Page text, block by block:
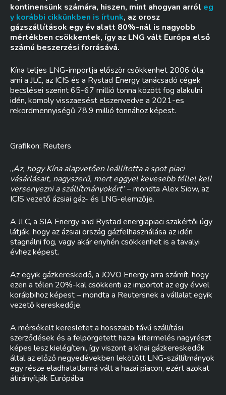
kontinensünk számára, hiszen, mint ahogyan arról eg
y korábbi cikkünkben is írtunk, az orosz
gázszállítások egy év alatt 80%-nál is nagyobb
mértékben csökkentek, így az LNG vált Európa első
számú beszerzési forrásává.
Kína teljes LNG-importja először csökkenhet 2006 óta,
ami a JLC, az ICIS és a Rystad Energy tanácsadó cégek
becslései szerint 65-67 millió tonna között fog alakulni
idén, komoly visszaesést elszenvedve a 2021-es
rekordmennyiségű 78,9 millió tonnához képest.
Grafikon: Reuters
„Az, hogy Kína alapvetően leállította a spot piaci
vásárlásait, nagyszerű, mert eggyel kevesebb féllel kell
versenyezni a szállítmányokért” – mondta Alex Siow, az
ICIS vezető ázsiai gáz- és LNG-elemzője.
A JLC, a SIA Energy and Rystad energiapiaci szakértői úgy
látják, hogy az ázsiai ország gázfelhasználása az idén
stagnálni fog, vagy akár enyhén csökkenhet is a tavalyi
évhez képest.
Az egyik gázkereskedő, a JOVO Energy arra számít, hogy
ezen a télen 20%-kal csökkenti az importot az egy évvel
korábbihoz képest – mondta a Reutersnek a vállalat egyik
vezető kereskedője.
A mérsékelt keresletet a hosszabb távú szállítási
szerződések és a felpörgetett hazai kitermelés nagyrészt
képes lesz kielégíteni, így viszont a kínai gázkereskedők
által az előző negyedévekben lekötött LNG-szállítmányok
egy része eladhatatlanná vált a hazai piacon, ezért azokat
átirányítják Európába.